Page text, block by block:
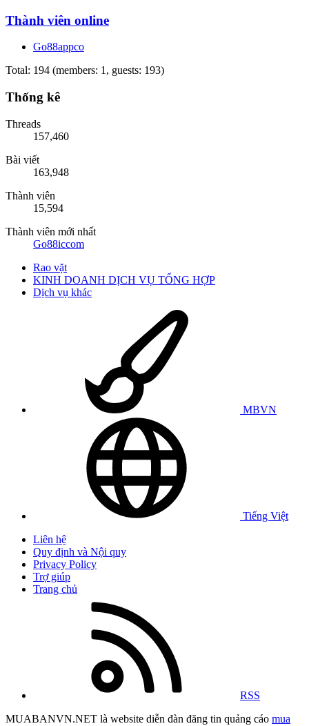
Thành viên online
Go88appco
Total: 194 (members: 1, guests: 193)
Thống kê
Threads
157,460
Bài viết
163,948
Thành viên
15,594
Thành viên mới nhất
Go88iccom
Rao vặt
KINH DOANH DỊCH VỤ TỔNG HỢP
Dịch vụ khác
MBVN
Tiếng Việt
Liên hệ
Quy định và Nội quy
Privacy Policy
Trợ giúp
Trang chủ
RSS
MUABANVN.NET là website diễn đàn đăng tin quảng cáo mua